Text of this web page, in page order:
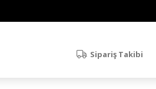
Sipariş Takibi